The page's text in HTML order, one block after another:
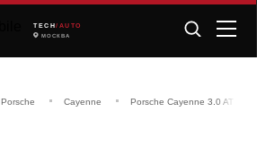
TECH /AUTO
МОСКВА
Porsche Cayenne Porsche Cayenne 3.0 AT